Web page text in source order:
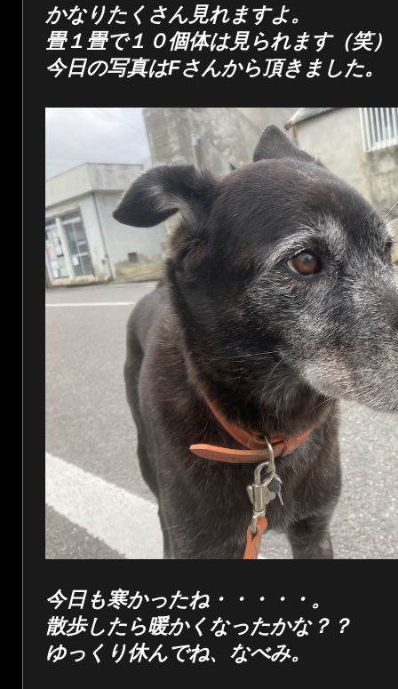
かなりたくさん見れますよ。
畳１畳で１０個体は見られます（笑）
今日の写真はFさんから頂きました。
今日も寒かったね・・・・・。
散歩したら暖かくなったかな？？
ゆっくり休んでね、なべみ。